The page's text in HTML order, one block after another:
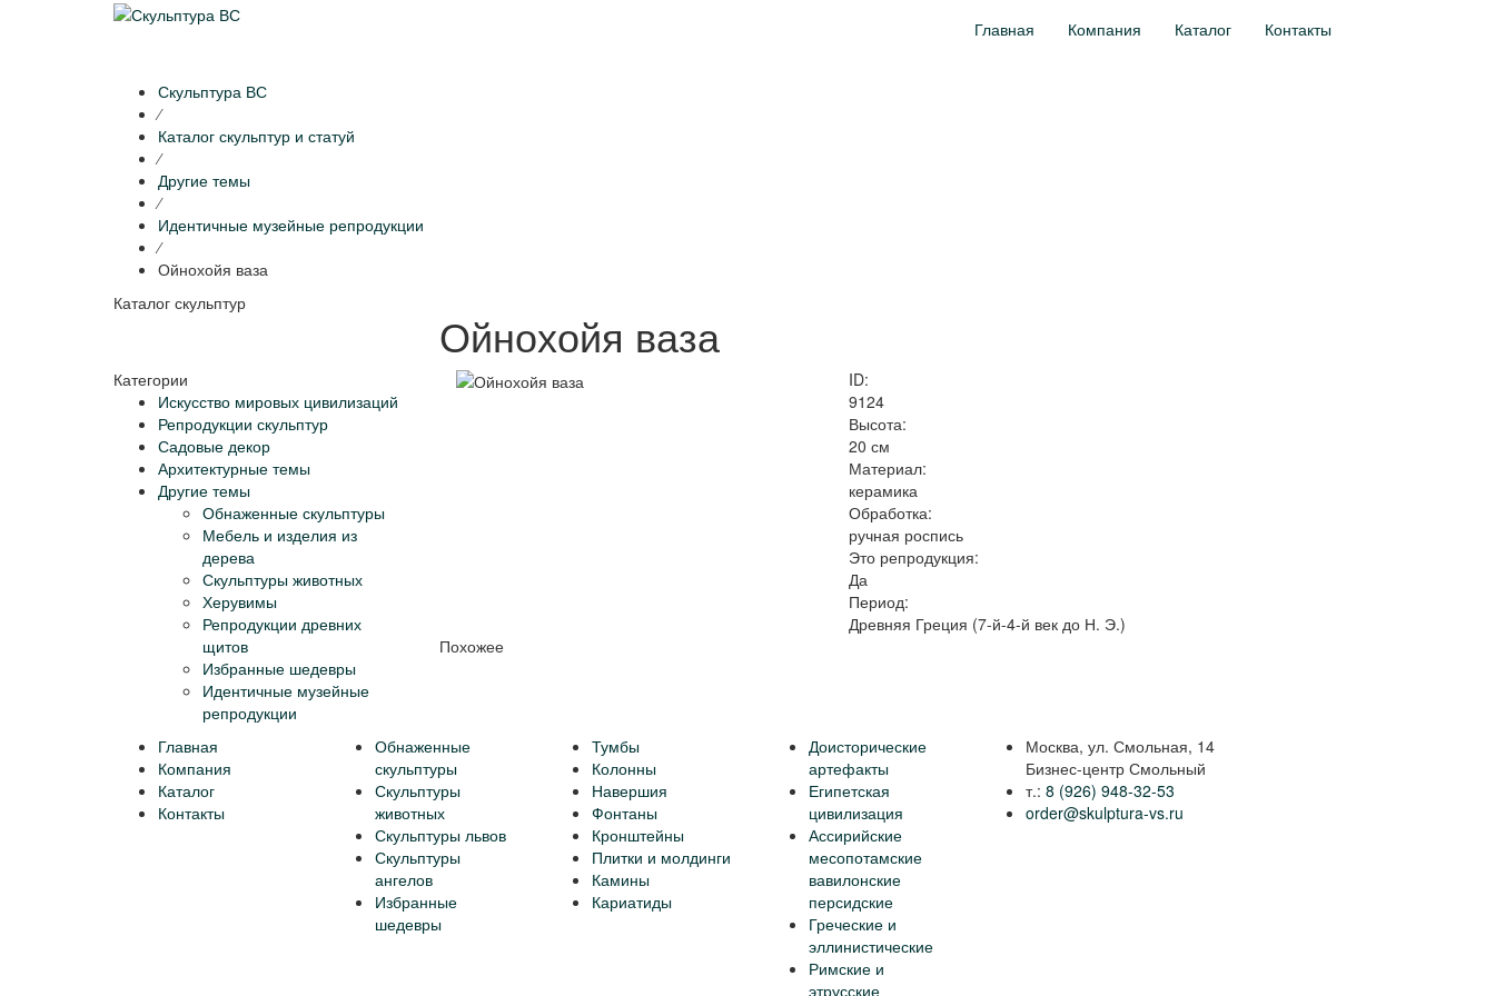
Главная Компания Каталог Контакты
Скульптура ВС
⁄
Каталог скульптур и статуй
⁄
Другие темы
⁄
Идентичные музейные репродукции
⁄
Ойнохойя ваза
Каталог скульптур
Ойнохойя ваза
Категории
Искусство мировых цивилизаций
Репродукции скульптур
Садовые декор
Архитектурные темы
Другие темы
Обнаженные скульптуры
Мебель и изделия из
дерева
Скульптуры животных
Херувимы
Репродукции древних
щитов
Избранные шедевры
Идентичные музейные
репродукции
ID:
9124
Высота:
20 см
Материал:
керамика
Обработка:
ручная роспись
Это репродукция:
Да
Период:
Древняя Греция (7-й-4-й век до Н. Э.)
Похожее
Главная
Компания
Каталог
Контакты
Обнаженные
скульптуры
Скульптуры
животных
Скульптуры львов
Скульптуры
ангелов
Избранные
шедевры
Тумбы
Колонны
Навершия
Фонтаны
Кронштейны
Плитки и молдинги
Камины
Кариатиды
Доисторические
артефакты
Египетская
цивилизация
Ассирийские
месопотамские
вавилонские
персидские
Греческие и
эллинистические
Римские и
этрусские
Москва, ул. Смольная, 14
Бизнес-центр Смольный
т.: 8 (926) 948-32-53
order@skulptura-vs.ru